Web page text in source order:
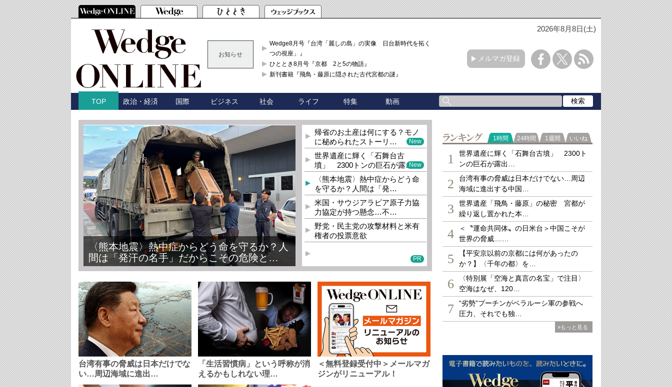
2026年8月8日(土)
お知らせ
Wedge8月号『台湾「麗しの島」の実像 日台新時代を拓く「3
つの視座」』
ひととき8月号『京都 2と5の物語』
新刊書籍『飛鳥・藤原に隠された古代宮都の謎』
メルマガ登録
TOP 政治・経済 国際 ビジネス 社会 ライフ 特集 動画
〈熊本地震〉熱中症からどう命を守るか？人
間は「発汗の名手」だからこその危険と…
帰省のお土産は何にする？モノ
に秘められたストーリ…
New
世界遺産に輝く「石舞台古
墳」 2300トンの巨石が露…New
〈熊本地震〉熱中症からどう命
を守るか？人間は「発…
米国・サウジアラビア原子力協
力協定が持つ懸念…不…
野党・民主党の攻撃材料と米有
権者の投票意欲
PR
台湾有事の脅威は日本だけでな
い…周辺海域に進出…
「生活習慣病」という呼称が消
えるかもしれない理…
＜無料登録受付中＞メールマガ
ジンがリニューアル！
ランキング
1時間 24時間 1週間 いいね
1
世界遺産に輝く「石舞台古墳」 2300ト
ンの巨石が露出…
2
台湾有事の脅威は日本だけでない…周辺
海域に進出する中国…
3
世界遺産「飛鳥・藤原」の秘密 宮都が
繰り返し置かれた本…
4
＜〝運命共同体〟の日米台＞中国こそが
世界の脅威....…
5
【平安京以前の京都には何があったの
か？】〈千年の都〉を…
6
〈特別展「空海と真言の名宝」で注目〉
空海はなぜ、120…
7
“劣勢”プーチンがベラルーシ軍の参戦へ
圧力、それでも独…
»もっと見る